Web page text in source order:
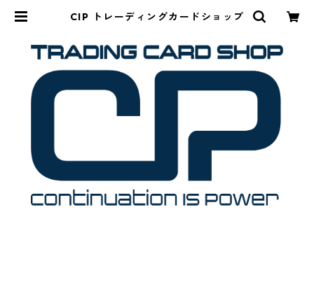
CIP トレーディングカードショップ